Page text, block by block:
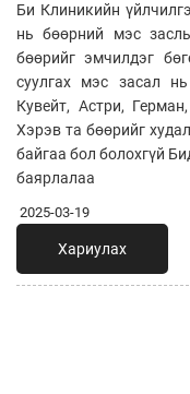
Би Клиникийн
нь бөөрний мэс
бөөрийг эмчилдэг
суулгах мэс засал
Кувейт, Астри,
Хэрэв та бөөрийг
байгаа бол болохгүй
баярлалаа
2025-03-19
Хариулах